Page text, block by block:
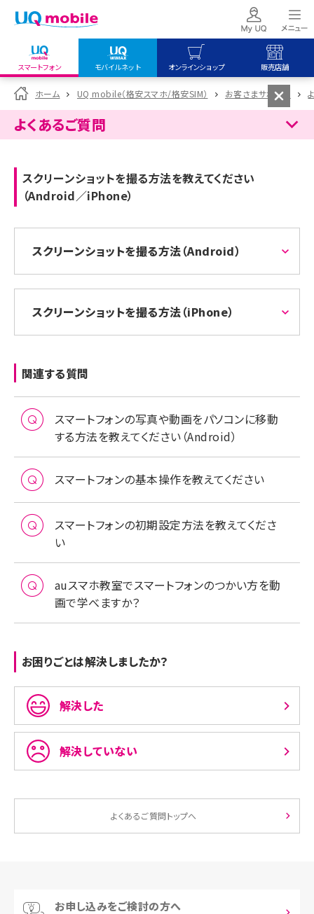
スマートフォン モバイルネット オンラインショップ 販売店舗
my UQ WiMAX
UQ WiMAX ご契約の方
My UQ mobile
UQ mobile
データチャージサイト
UQ mobile
オンラインショップ
UQ WiMAX
UQ mobile
販売店舗
UQ WiMAX
ホーム UQ mobile（格安スマホ/格安SIM） お客さまサポート
よくあるご質問
スクリーンショットを撮る方法を教えてください
（Android／iPhone）
スクリーンショットを撮る方法（Android）
スクリーンショットを撮る方法（iPhone）
関連する質問
スマートフォンの写真や動画をパソコンに移動
する方法を教えてください（Android）
スマートフォンの基本操作を教えてください
スマートフォンの初期設定方法を教えてくださ
い
auスマホ教室でスマートフォンのつかい方を動
画で学べますか？
お困りごとは解決しましたか？
解決した
解決していない
よくあるご質問トップへ
お申し込みをご検討の方へ